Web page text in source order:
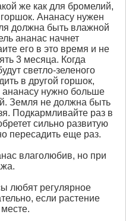
же как для бромелий,
Ананасу нужен
должна быть влажной
ананас начнет
его в это время и не
3 месяца. Когда
светло-зеленого
в другой горшок,
нужно больше
Земля не должна быть
Подкармливайте раз в
сильно развитую
пересадить еще раз.
влаголюбив, но при
любят регулярное
если растение